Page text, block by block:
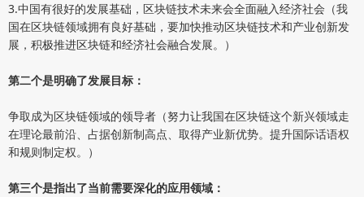
3.中国有很好的发展基础，区块链技术未来会全面融入经济社会（我
国在区块链领域拥有良好基础，要加快推动区块链技术和产业创新发
展，积极推进区块链和经济社会融合发展。）
第二个是明确了发展目标：
争取成为区块链领域的领导者（努力让我国在区块链这个新兴领域走
在理论最前沿、占据创新制高点、取得产业新优势。提升国际话语权
和规则制定权。）
第三个是指出了当前需要深化的应用领域：